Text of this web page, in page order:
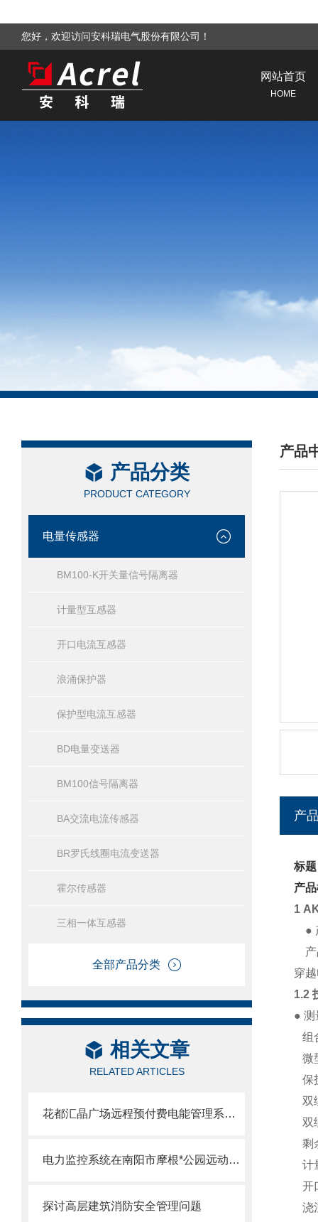
您好，欢迎访问安科瑞电气股份有限公司！
网站首页
HOME
产品分类
PRODUCT CATEGORY
电量传感器
BM100-K开关量信号隔离器
计量型互感器
开口电流互感器
浪涌保护器
保护型电流互感器
BD电量变送器
BM100信号隔离器
BA交流电流传感器
BR罗氏线圈电流变送器
霍尔传感器
三相一体互感器
全部产品分类
相关文章
RELATED ARTICLES
花都汇晶广场远程预付费电能管理系统的研究与应用
电力监控系统在南阳市摩根*公园远动柜项目的应用
探讨高层建筑消防安全管理问题
产品
/
产
标
产
1
●
产
穿
1.2
● 测
组
微
保
双
双
剩
计
开
浇